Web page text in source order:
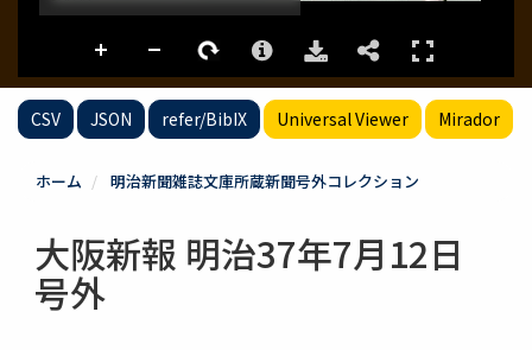
CSV JSON refer/BibIX Universal Viewer Mirador
ホーム 明治新聞雑誌文庫所蔵新聞号外コレクション
大阪新報 明治37年7月12日
号外